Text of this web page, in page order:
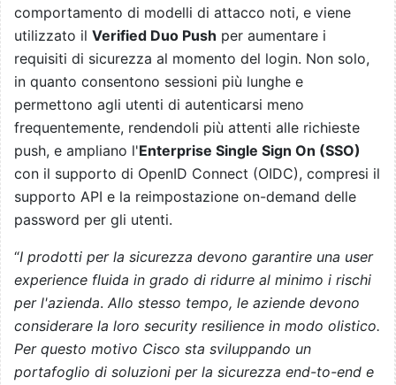
comportamento di modelli di attacco noti, e viene
utilizzato il Verified Duo Push per aumentare i
requisiti di sicurezza al momento del login. Non solo,
in quanto consentono sessioni più lunghe e
permettono agli utenti di autenticarsi meno
frequentemente, rendendoli più attenti alle richieste
push, e ampliano l'Enterprise Single Sign On (SSO)
con il supporto di OpenID Connect (OIDC), compresi il
supporto API e la reimpostazione on-demand delle
password per gli utenti.
“I prodotti per la sicurezza devono garantire una user
experience fluida in grado di ridurre al minimo i rischi
per l'azienda. Allo stesso tempo, le aziende devono
considerare la loro security resilience in modo olistico.
Per questo motivo Cisco sta sviluppando un
portafoglio di soluzioni per la sicurezza end-to-end e